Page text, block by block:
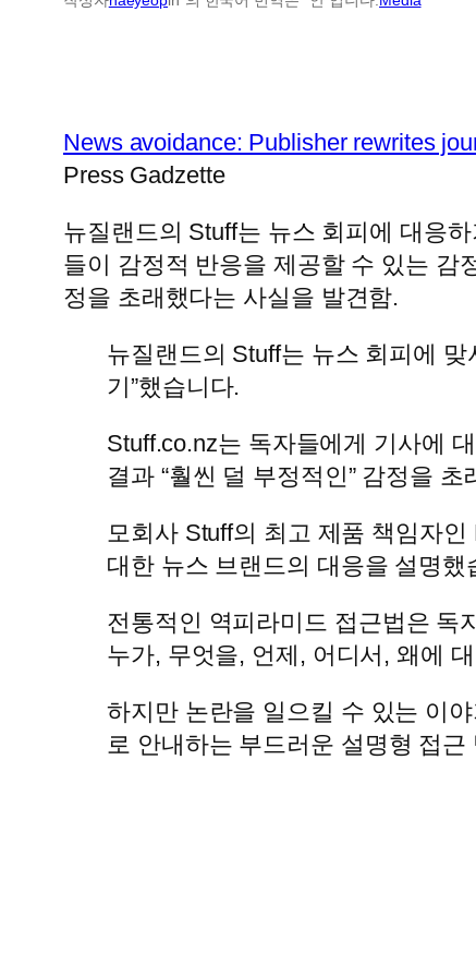
News avoidance: Publisher rewrites
Press Gadzette
뉴질랜드의 Stuff는 뉴스 회피에 대응
들이 감정적 반응을 제공할 수 있는 감
정을 초래했다는 사실을 발견함.
뉴질랜드의 Stuff는 뉴스 회피에
기”했습니다.
Stuff.co.nz는 독자들에게 기사에
결과 “훨씬 덜 부정적인” 감정을
모회사 Stuff의 최고 제품 책임자
대한 뉴스 브랜드의 대응을 설명했
전통적인 역피라미드 접근법은 독
누가, 무엇을, 언제, 어디서, 왜에
하지만 논란을 일으킬 수 있는 이
로 안내하는 부드러운 설명형 접